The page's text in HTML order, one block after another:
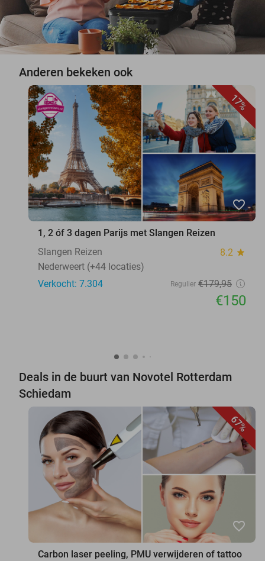
Anderen bekeken ook
17%
favorite_border
1, 2 óf 3 dagen Parijs met Slangen Reizen
Slangen Reizen
8.2 star
Nederweert (+44 locaties)
Verkocht: 7.304
Regulier €179,95
€150
Deals in de buurt van Novotel Rotterdam
Schiedam
67%
favorite_border
Carbon laser peeling, PMU verwijderen of tattoo